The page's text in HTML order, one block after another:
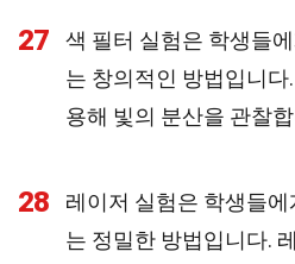
27
색 필터 실험은 학생들
는 창의적인 방법입니
용해 빛의 분산을 관찰
28
레이저 실험은 학생들
는 정밀한 방법입니다.